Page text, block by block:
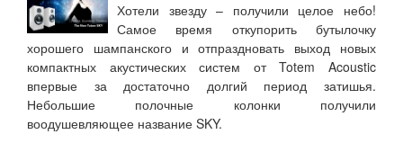
Хотели звезду – получили целое небо!
Самое время откупорить бутылочку
хорошего шампанского и отпраздновать выход новых
компактных акустических систем от Totem Acoustic
впервые за достаточно долгий период затишья.
Небольшие полочные колонки получили
воодушевляющее название SKY.